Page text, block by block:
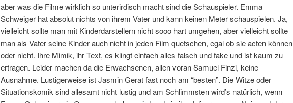
aber was die Filme wirklich so unterirdisch macht sind die Schauspieler. Emma
Schweiger hat absolut nichts von ihrem Vater und kann keinen Meter schauspielen. Ja,
vielleicht sollte man mit Kinderdarstellern nicht sooo hart umgehen, aber vielleicht sollte
man als Vater seine Kinder auch nicht in jeden Film quetschen, egal ob sie acten können
oder nicht. Ihre Mimik, ihr Text, es klingt einfach alles falsch und fake und ist kaum zu
ertragen. Leider machen da die Erwachsenen, allen voran Samuel Finzi, keine
Ausnahme. Lustigerweise ist Jasmin Gerat fast noch am “besten”. Die Witze oder
Situationskomik sind allesamt nicht lustig und am Schlimmsten wird’s natürlich, wenn